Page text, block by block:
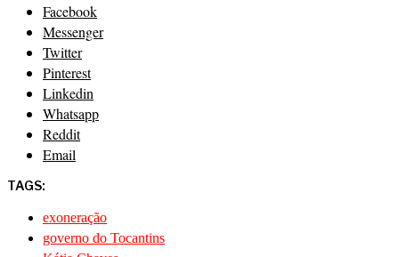
Facebook
Messenger
Twitter
Pinterest
Linkedin
Whatsapp
Reddit
Email
TAGS:
exoneração
governo do Tocantins